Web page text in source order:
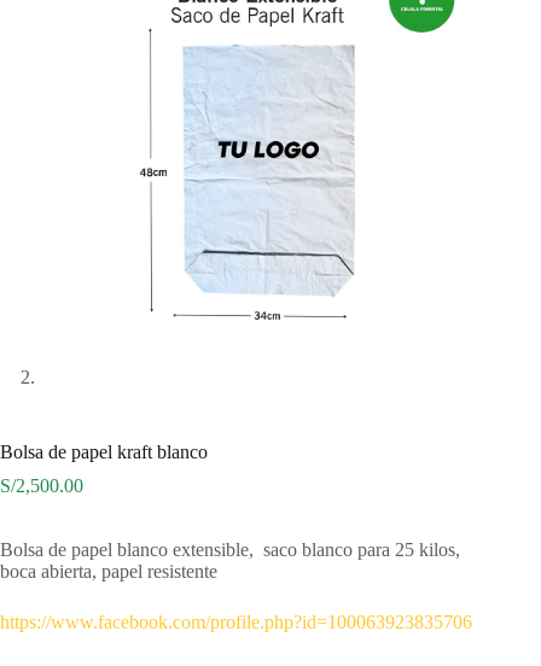
Bolsa de papel kraft blanco
S/2,500.00
Bolsa de papel blanco extensible, saco blanco para 25 kilos,
boca abierta, papel resistente
https://www.facebook.com/profile.php?id=100063923835706